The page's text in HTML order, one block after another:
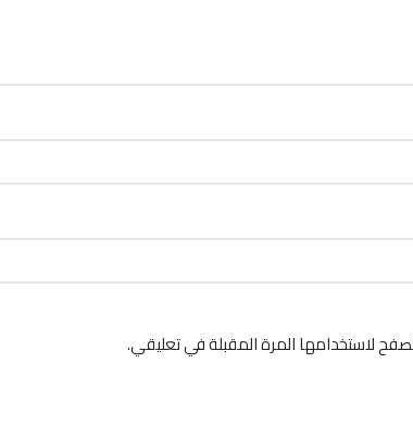
لاستخدامها المرة المقبلة في تعليقي.